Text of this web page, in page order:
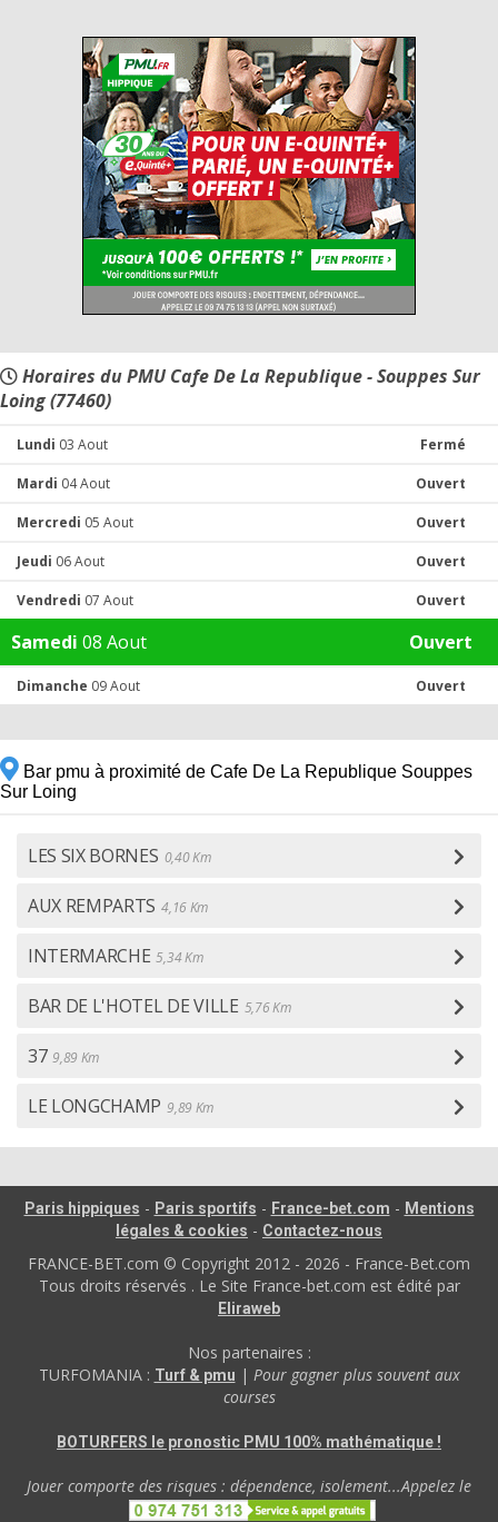
Horaires du PMU Cafe De La Republique - Souppes Sur
Loing (77460)
Lundi 03 Aout Fermé
Mardi 04 Aout Ouvert
Mercredi 05 Aout Ouvert
Jeudi 06 Aout Ouvert
Vendredi 07 Aout Ouvert
Samedi 08 Aout Ouvert
Dimanche 09 Aout Ouvert
Bar pmu à proximité de Cafe De La Republique Souppes
Sur Loing
LES SIX BORNES 0,40 Km
AUX REMPARTS 4,16 Km
INTERMARCHE 5,34 Km
BAR DE L'HOTEL DE VILLE 5,76 Km
37 9,89 Km
LE LONGCHAMP 9,89 Km
Paris hippiques - Paris sportifs - France-bet.com - Mentions
légales & cookies - Contactez-nous
FRANCE-BET.com © Copyright 2012 - 2026 - France-Bet.com
Tous droits réservés . Le Site France-bet.com est édité par
Eliraweb
Nos partenaires :
TURFOMANIA : Turf & pmu | Pour gagner plus souvent aux
courses
BOTURFERS le pronostic PMU 100% mathématique !
Jouer comporte des risques : dépendence, isolement...Appelez le